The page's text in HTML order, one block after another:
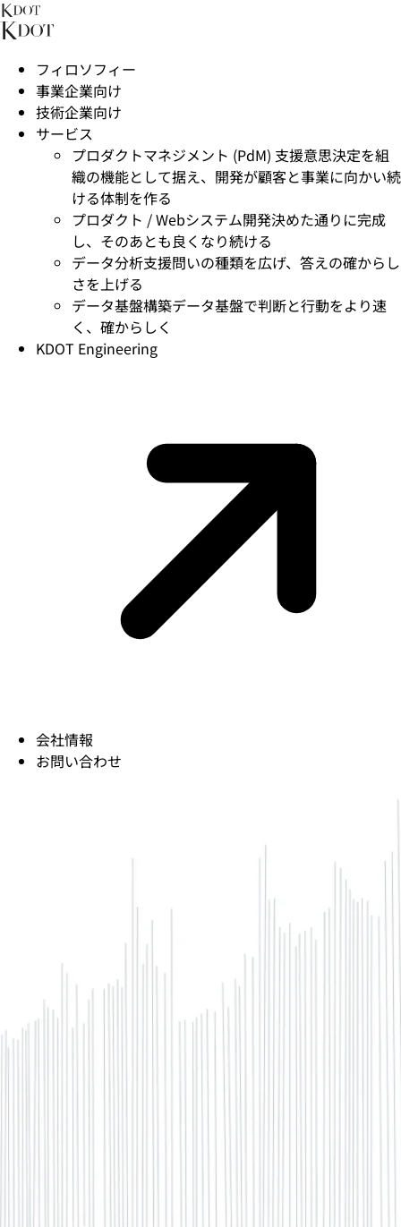
フィロソフィー
事業企業向け
技術企業向け
サービス
プロダクトマネジメント (PdM) 支援意思決定を組
織の機能として据え、開発が顧客と事業に向かい続
ける体制を作る
プロダクト / Webシステム開発決めた通りに完成
し、そのあとも良くなり続ける
データ分析支援問いの種類を広げ、答えの確からし
さを上げる
データ基盤構築データ基盤で判断と行動をより速
く、確からしく
KDOT Engineering
会社情報
お問い合わせ